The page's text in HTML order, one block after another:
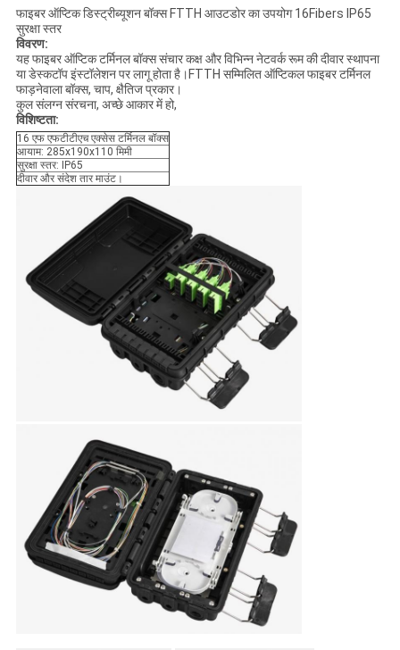
फाइबर ऑप्टिक डिस्ट्रीब्यूशन बॉक्स FTTH आउटडोर का उपयोग 16Fibers IP65
सुरक्षा स्तर
विवरण:
यह फाइबर ऑप्टिक टर्मिनल बॉक्स संचार कक्ष और विभिन्न नेटवर्क रूम की दीवार स्थापना
या डेस्कटॉप इंस्टॉलेशन पर लागू होता है।FTTH सम्मिलित ऑप्टिकल फाइबर टर्मिनल
फाड़नेवाला बॉक्स, चाप, क्षैतिज प्रकार।
कुल संलग्न संरचना, अच्छे आकार में हो,
विशिष्टता:
16 एफ एफटीटीएच एक्सेस टर्मिनल बॉक्स
आयाम: 285x190x110 मिमी
सुरक्षा स्तर: IP65
दीवार और संदेश तार माउंट।